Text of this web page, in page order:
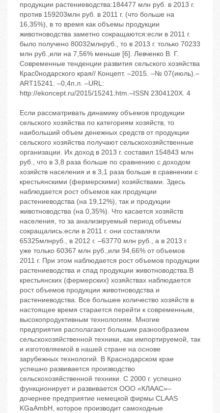
продукции растениеводства:184477 млн руб. в 2013 г.
против 159203млн руб. в 2011 г. (что больше на
16,35%), в то время как объемы продукции
животноводства заметно сокращаются:если в 2011 г.
было получено 80032млнруб., то в 2013 г. только 70233
млн руб.,или на 7,56% меньше [6]. Левченко В. Г.
Современные тенденции развития сельского хозяйства
Крас0нодарского края// Концепт. –2015. –№ 07(июль).–
ART15241. –0,4п.л. –URL:
http://ekoncept.ru/2015/15241.htm.–ISSN 2304120X. 4
Если рассматривать динамику объемов продукции
сельского хозяйства по категориям хозяйств, то
наибольший объем денежных средств от продукции
сельского хозяйства получают сельскохозяйственные
организации. Их доход в 2013 г. составил 154843 млн
руб., что в 3,8 раза больше по сравнению с доходом
хозяйств населения и в 3,1 раза больше в сравнении с
крестьянскими (фермерскими) хозяйствами. Здесь
наблюдается рост объемов как продукции
растениеводства (на 19,12%), так и продукции
животноводства (на 0,35%). Что касается хозяйств
населения, то за анализируемый период объемы
сокращались:если в 2011 г. они составляли
65325млнруб., в 2012 г. –63770 млн руб., а в 2013 г.
уже только 60367 млн руб.,или 94,66% от объемов
2011 г. При этом наблюдается рост объемов продукции
растениеводства и спад продукции животноводства.В
крестьянских (фермерских) хозяйствах наблюдается
рост объемов продукции животноводства и
растениеводства. Все большее количество хозяйств в
настоящее время старается перейти к современным,
высокопродуктивным технологиям. Многие
предприятия располагают большим разнообразием
сельскохозяйственной техники, как импортируемой, так
и изготовляемой в нашей стране на основе
зарубежных технологий. В Краснодарском крае
успешно развивается производство
сельскохозяйственной техники. С 2000 г. успешно
функционирует и развивается ООО «КЛААС»–
дочернее предприятие немецкой фирмы CLAAS
KGaAmbH, которое производит самоходные